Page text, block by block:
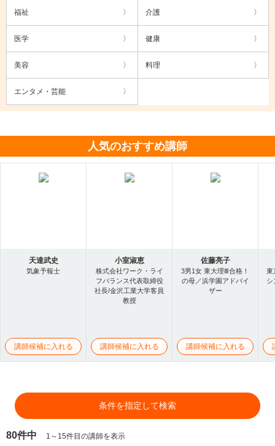
福祉 介護
医学 健康
美容 料理
エンタメ・芸能
人気のおすすめ講師
天達武史
気象予報士
講師候補に入れる
小室淑恵
株式会社ワーク・ライ
フバランス代表取締役
社長/金沢工業大学客員
教授
講師候補に入れる
佐藤亮子
3男1女 東大理Ⅲ合格！
の母／浜学園アドバイ
ザー
講師候補に入れる
東
シ
条件を指定して検索
80件中 1～15件目の講師を表示